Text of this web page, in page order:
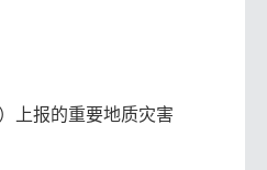
上报的重要地质灾害